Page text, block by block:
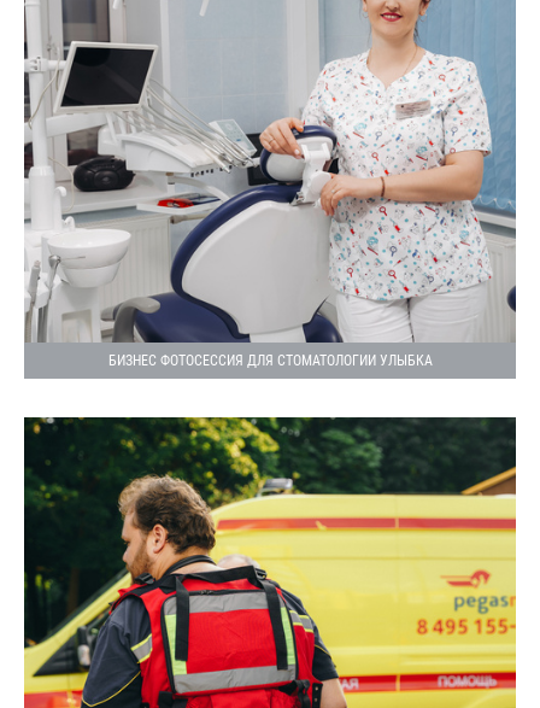
БИЗНЕС ФОТОСЕССИЯ ДЛЯ СТОМАТОЛОГИИ УЛЫБКА